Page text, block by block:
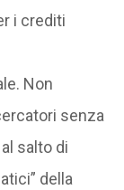
i crediti
Non
senza
salto di
della